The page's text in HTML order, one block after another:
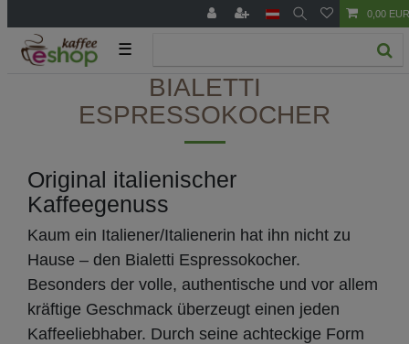
0,00 EUR
☰
BIALETTI
ESPRESSOKOCHER
Original italienischer
Kaffeegenuss
Kaum ein Italiener/Italienerin hat ihn nicht zu
Hause – den Bialetti Espressokocher.
Besonders der volle, authentische und vor allem
kräftige Geschmack überzeugt einen jeden
Kaffeeliebhaber. Durch seine achteckige Form